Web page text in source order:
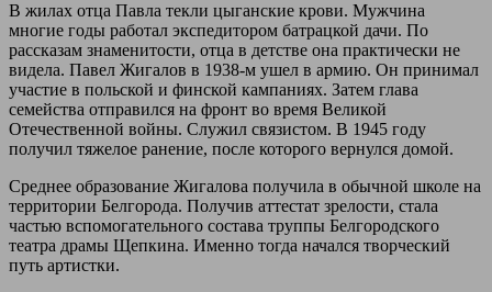
В жилах отца Павла текли цыганские крови. Мужчина
многие годы работал экспедитором батрацкой дачи. По
рассказам знаменитости, отца в детстве она практически не
видела. Павел Жигалов в 1938-м ушел в армию. Он принимал
участие в польской и финской кампаниях. Затем глава
семейства отправился на фронт во время Великой
Отечественной войны. Служил связистом. В 1945 году
получил тяжелое ранение, после которого вернулся домой.
Среднее образование Жигалова получила в обычной школе на
территории Белгорода. Получив аттестат зрелости, стала
частью вспомогательного состава труппы Белгородского
театра драмы Щепкина. Именно тогда начался творческий
путь артистки.